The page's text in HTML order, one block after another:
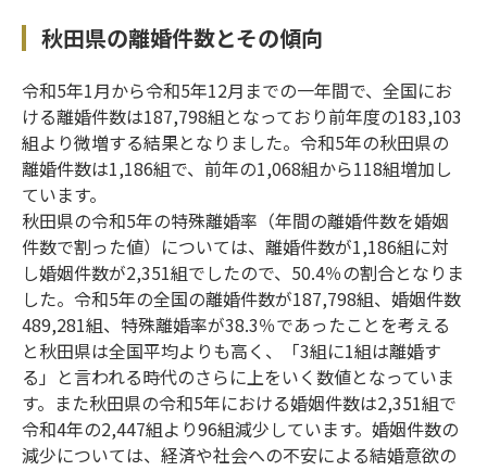
秋田県の離婚件数とその傾向
令和5年1月から令和5年12月までの一年間で、全国にお
ける離婚件数は187,798組となっており前年度の183,103
組より微増する結果となりました。令和5年の秋田県の
離婚件数は1,186組で、前年の1,068組から118組増加し
ています。
秋田県の令和5年の特殊離婚率（年間の離婚件数を婚姻
件数で割った値）については、離婚件数が1,186組に対
し婚姻件数が2,351組でしたので、50.4％の割合となりま
した。令和5年の全国の離婚件数が187,798組、婚姻件数
489,281組、特殊離婚率が38.3％であったことを考える
と秋田県は全国平均よりも高く、「3組に1組は離婚す
る」と言われる時代のさらに上をいく数値となっていま
す。また秋田県の令和5年における婚姻件数は2,351組で
令和4年の2,447組より96組減少しています。婚姻件数の
減少については、経済や社会への不安による結婚意欲の